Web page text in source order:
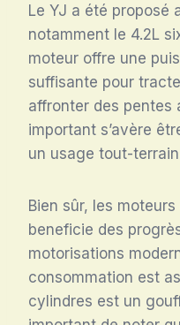
Le YJ a été proposé
notamment le 4.2L
moteur offre une
suffisante pour
affronter des pentes
important s’avère
un usage tout-
Bien sûr, les moteurs
beneficie des
motorisations
consommation est
cylindres est un